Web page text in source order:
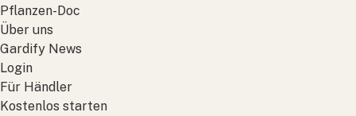
Pflanzen-Doc
Über uns
Gardify News
Login
Für Händler
Kostenlos starten